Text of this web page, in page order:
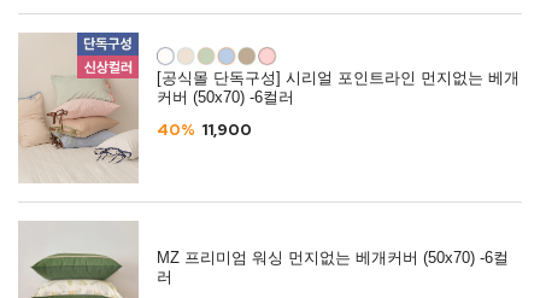
[공식몰 단독구성] 시리얼 포인트라인 먼지없는 베개
커버 (50x70) -6컬러
40% 11,900
MZ 프리미엄 워싱 먼지없는 베개커버 (50x70) -6컬
러